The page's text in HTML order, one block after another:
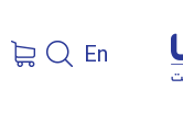
En